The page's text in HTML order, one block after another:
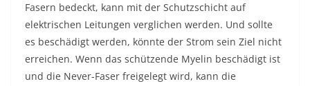
Fasern bedeckt, kann mit der Schutzschicht auf
elektrischen Leitungen verglichen werden. Und sollte
es beschädigt werden, könnte der Strom sein Ziel nicht
erreichen. Wenn das schützende Myelin beschädigt ist
und die Never-Faser freigelegt wird, kann die